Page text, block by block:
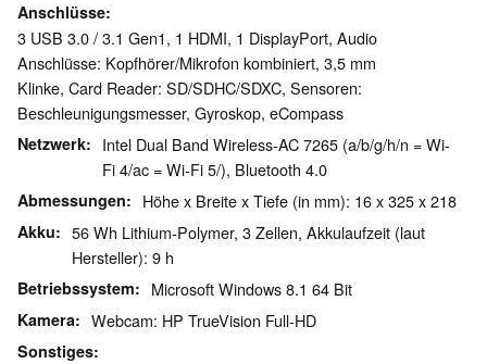
Anschlüsse
3 USB 3.0 / 3.1 Gen1, 1 HDMI, 1 DisplayPort, Audio
Anschlüsse: Kopfhörer/Mikrofon kombiniert, 3,5 mm
Klinke, Card Reader: SD/SDHC/SDXC, Sensoren:
Beschleunigungsmesser, Gyroskop, eCompass
Netzwerk
Intel Dual Band Wireless-AC 7265 (a/b/g/h/n = Wi-
Fi 4/ac = Wi-Fi 5/), Bluetooth 4.0
Abmessungen Höhe x Breite x Tiefe (in mm): 16 x 325 x 218
Akku
56 Wh Lithium-Polymer, 3 Zellen, Akkulaufzeit (laut
Hersteller): 9 h
Betriebssystem Microsoft Windows 8.1 64 Bit
Kamera Webcam: HP TrueVision Full-HD
Sonstiges